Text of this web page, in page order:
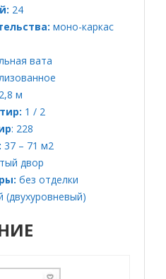
24
моно-каркас
вата
2,8 м
1 / 2
: 228
37 – 71 м2
двор
без отделки
(двухуровневый)